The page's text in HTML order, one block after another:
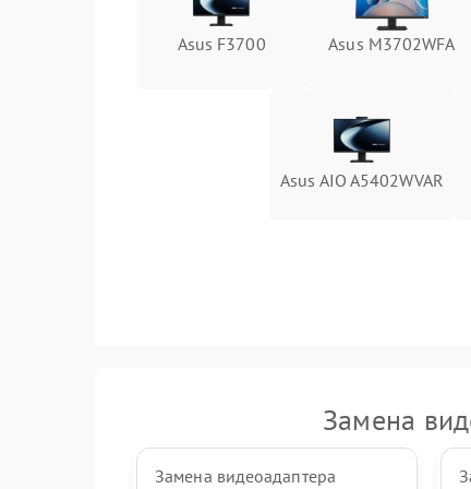
Поломка батареи (если есть)
Неисправность тачпада (если есть)
Asus F3700 Asus M3702WFA
Asus AIO A5402WVAR
Замена
Замена видеоадаптера